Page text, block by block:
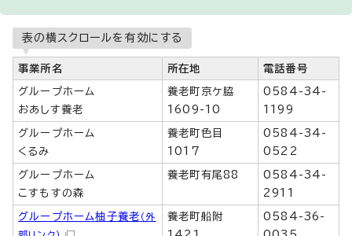
表の横スクロールを有効にする
事業所名 所在地 電話番号
グループホーム
おあしす養老
養老町京ケ脇
1609-10
0584-34-
1199
グループホーム
くるみ
養老町色目
1017
0584-34-
0522
グループホーム
こすもすの森
養老町有尾88
0584-34-
2911
グループホーム柚子養老 （外
養老町船附
0584-36-